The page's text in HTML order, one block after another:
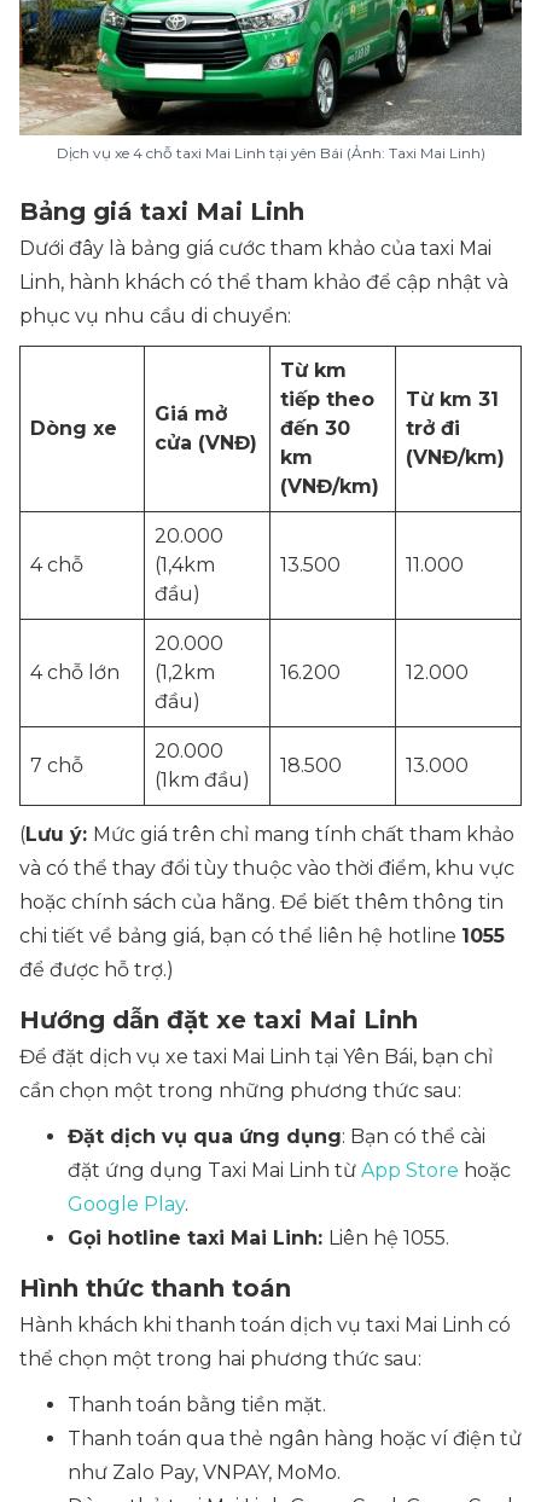
Dịch vụ xe 4 chỗ taxi Mai Linh tại yên Bái (Ảnh: Taxi Mai Linh)
Bảng giá taxi Mai Linh
Dưới đây là bảng giá cước tham khảo của taxi Mai
Linh, hành khách có thể tham khảo để cập nhật và
phục vụ nhu cầu di chuyển:
Dòng xe
Giá mở
cửa (VNĐ)
Từ km
tiếp theo
đến 30
km
(VNĐ/km)
Từ km 31
trở đi
(VNĐ/km)
4 chỗ
20.000
(1,4km
đầu)
13.500 11.000
4 chỗ lớn
20.000
(1,2km
đầu)
16.200 12.000
7 chỗ
20.000
(1km đầu)
18.500 13.000
(Lưu ý: Mức giá trên chỉ mang tính chất tham khảo
và có thể thay đổi tùy thuộc vào thời điểm, khu vực
hoặc chính sách của hãng. Để biết thêm thông tin
chi tiết về bảng giá, bạn có thể liên hệ hotline 1055
để được hỗ trợ.)
Hướng dẫn đặt xe taxi Mai Linh
Để đặt dịch vụ xe taxi Mai Linh tại Yên Bái, bạn chỉ
cần chọn một trong những phương thức sau:
Đặt dịch vụ qua ứng dụng: Bạn có thể cài
đặt ứng dụng Taxi Mai Linh từ App Store hoặc
Google Play.
Gọi hotline taxi Mai Linh: Liên hệ 1055.
Hình thức thanh toán
Hành khách khi thanh toán dịch vụ taxi Mai Linh có
thể chọn một trong hai phương thức sau:
Thanh toán bằng tiền mặt.
Thanh toán qua thẻ ngân hàng hoặc ví điện tử
như Zalo Pay, VNPAY, MoMo.